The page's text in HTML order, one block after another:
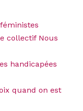
collectif Nous
handicapées
quand on est